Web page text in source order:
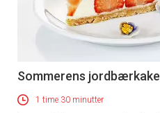
Sommerens jordbærkake
1 time 30 minutter